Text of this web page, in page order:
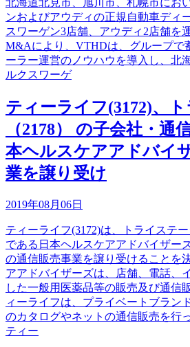
北海道北見市、旭川市、札幌市にお
ンおよびアウディの正規自動車ディ
スワーゲン3店舗、アウディ2店舗を
M&Aにより、VTHDは、グループで
ーラー運営のノウハウを導入し、北
ルクスワーゲ
ティーライフ(3172)、
（2178） の子会社・通
本ヘルスケアアドバイ
業を譲り受け
2019年08月06日
ティーライフ(3172)は、トライステ
である日本ヘルスケアアドバイザー
の通信販売事業を譲り受けることを
アアドバイザーズは、店舗、電話、
した一般用医薬品等の販売及び通信
ィーライフは、プライベートブラン
のカタログやネットの通信販売を行
ティー